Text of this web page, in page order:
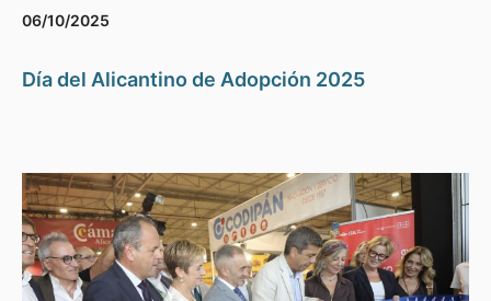
06/10/2025
Día del Alicantino de Adopción 2025